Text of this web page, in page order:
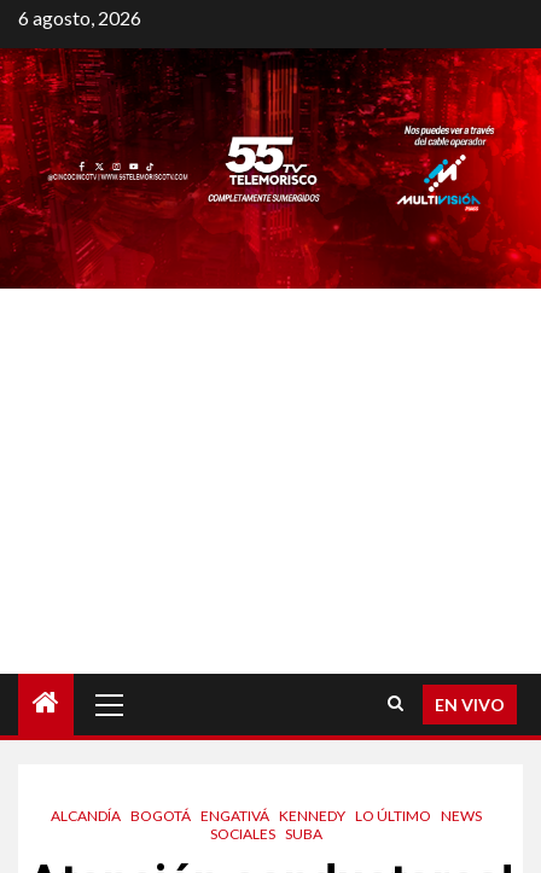
6 agosto, 2026
EN VIVO
ALCANDÍA BOGOTÁ ENGATIVÁ KENNEDY LO ÚLTIMO NEWS
SOCIALES SUBA